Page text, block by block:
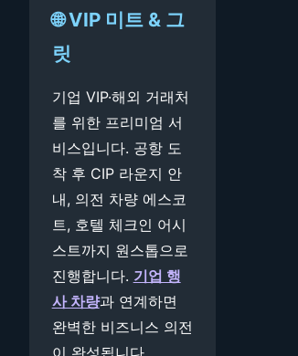
🌐 VIP 미트 & 그
릿
기업 VIP·해외 거래처
를 위한 프리미엄 서
비스입니다. 공항 도
착 후 CIP 라운지 안
내, 의전 차량 에스코
트, 호텔 체크인 어시
스트까지 원스톱으로
진행합니다. 기업 행
사 차량과 연계하면
완벽한 비즈니스 의전
이 완성됩니다.